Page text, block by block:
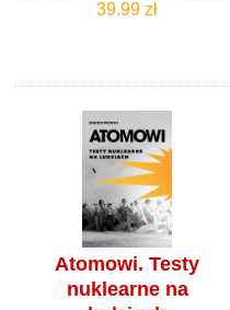
39.99 zł
Atomowi. Testy
nuklearne na